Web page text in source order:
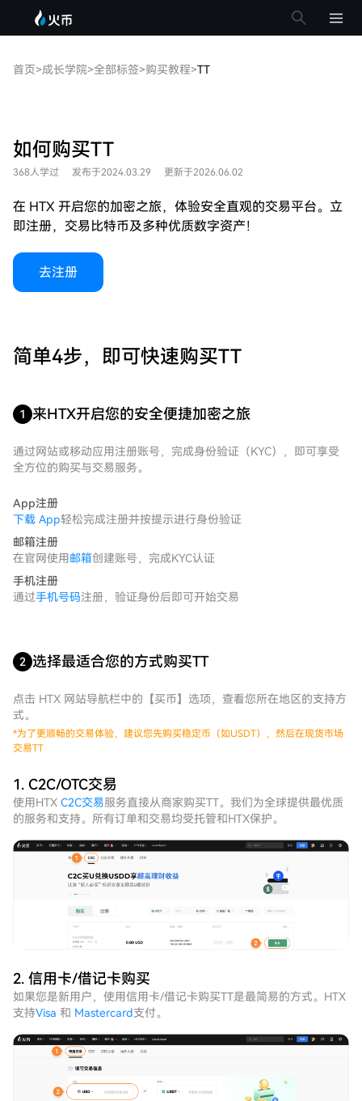
首页>成长学院>全部标签>购买教程>TT
如何购买TT
368人学过 发布于2024.03.29 更新于2026.06.02
在 HTX 开启您的加密之旅，体验安全直观的交易平台。立
即注册，交易比特币及多种优质数字资产！
去注册
简单4步，即可快速购买TT
1 来HTX开启您的安全便捷加密之旅
通过网站或移动应用注册账号，完成身份验证（KYC），即可享受
全方位的购买与交易服务。
App注册
下载 App轻松完成注册并按提示进行身份验证
邮箱注册
在官网使用 邮箱创建账号，完成KYC认证
手机注册
通过手机号码注册，验证身份后即可开始交易
2 选择最适合您的方式购买TT
点击 HTX 网站导航栏中的【买币】选项，查看您所在地区的支持方
式。
*为了更顺畅的交易体验，建议您先购买稳定币（如USDT），然后在现货市场
交易TT
1. C2C/OTC交易
使用HTX C2C交易服务直接从商家购买TT。我们为全球提供最优质
的服务和支持。所有订单和交易均受托管和HTX保护。
2. 信用卡/借记卡购买
如果您是新用户，使用信用卡/借记卡购买TT是最简易的方式。HTX
支持Visa 和 Mastercard支付。